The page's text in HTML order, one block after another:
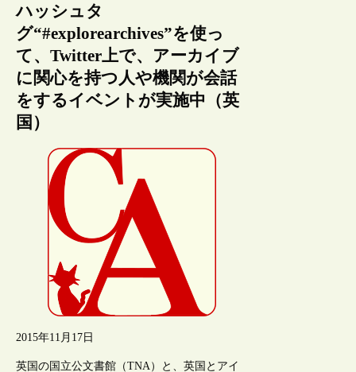
ハッシュタ
グ“#explorearchives”を使っ
て、Twitter上で、アーカイブ
に関心を持つ人や機関が会話
をするイベントが実施中（英
国）
2015年11月17日
英国の国立公文書館（TNA）と、英国とアイ